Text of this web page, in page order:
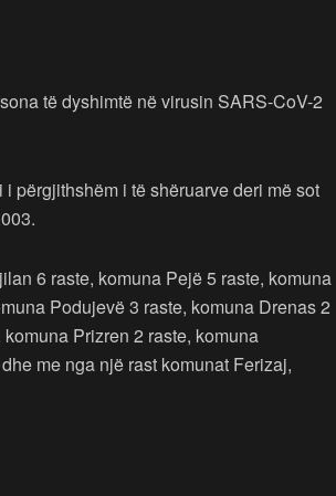
të dyshimtë në virusin SARS-CoV-2
përgjithshëm i të shëruarve deri më sot
6 raste, komuna Pejë 5 raste, komuna
Podujevë 3 raste, komuna Drenas 2
Prizren 2 raste, komuna
me nga një rast komunat Ferizaj,